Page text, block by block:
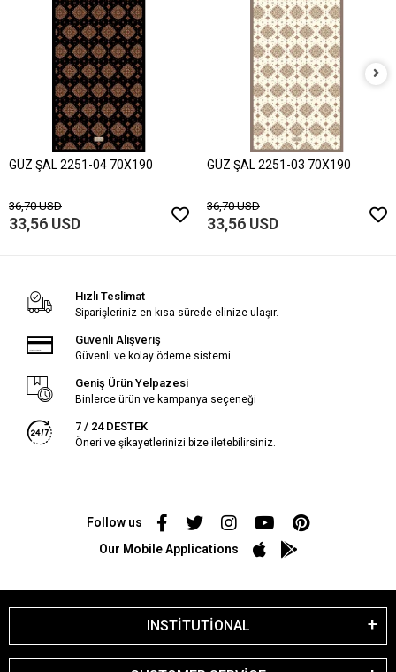
GÜZ ŞAL 2251-04 70X190
36,70 USD
33,56 USD
GÜZ ŞAL 2251-03 70X190
36,70 USD
33,56 USD
Hızlı Teslimat
Siparişleriniz en kısa sürede elinize ulaşır.
Güvenli Alışveriş
Güvenli ve kolay ödeme sistemi
Geniş Ürün Yelpazesi
Binlerce ürün ve kampanya seçeneği
7 / 24 DESTEK
Öneri ve şikayetlerinizi bize iletebilirsiniz.
Follow us
Our Mobile Applications
INSTİTUTİONAL